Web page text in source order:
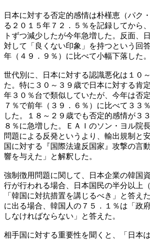
日本に対する否定的感情は朴槿恵（パク
る２０１５年７２．５％を記録してから
トずつ減少したが今年急増した。反面、
対して「良くない印象」を持つという回
年（４９．９％）に比べて小幅下落した。
世代別に、日本に対する認識悪化は１０
た。特に３０～３９歳で日本に対する肯
年３０％台で類似していたが、今年は否
７％で前年（３９．６％）に比べて３３
した。１８～２９歳でも否定的感情が３
８％に急増した。ＥＡＩのソン・ヨル院
問題による反発というより、輸出規制と
国に対する『国際法違反国家』攻撃の言
響を与えた」と解釈した。
強制徴用問題に関して、日本企業の韓国
行が行われる場合、日本国民の半分以上
「韓国に対抗措置を講じるべき」と答え
に出る場合、韓国人の７５．１％は「政
しなければならない」と答えた。
相手国に対する重要性を聞くと、「日本